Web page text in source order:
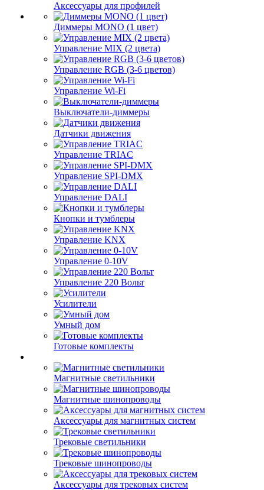
Аксессуары для профилей
Диммеры MONO (1 цвет)
Управление MIX (2 цвета)
Управление RGB (3-6 цветов)
Управление Wi-Fi
Выключатели-диммеры
Датчики движения
Управление TRIAC
Управление SPI-DMX
Управление DALI
Кнопки и тумблеры
Управление KNX
Управление 0-10V
Управление 220 Вольт
Усилители
Умный дом
Готовые комплекты
Магнитные светильники
Магнитные шинопроводы
Аксессуары для магнитных систем
Трековые светильники
Трековые шинопроводы
Аксессуары для трековых систем